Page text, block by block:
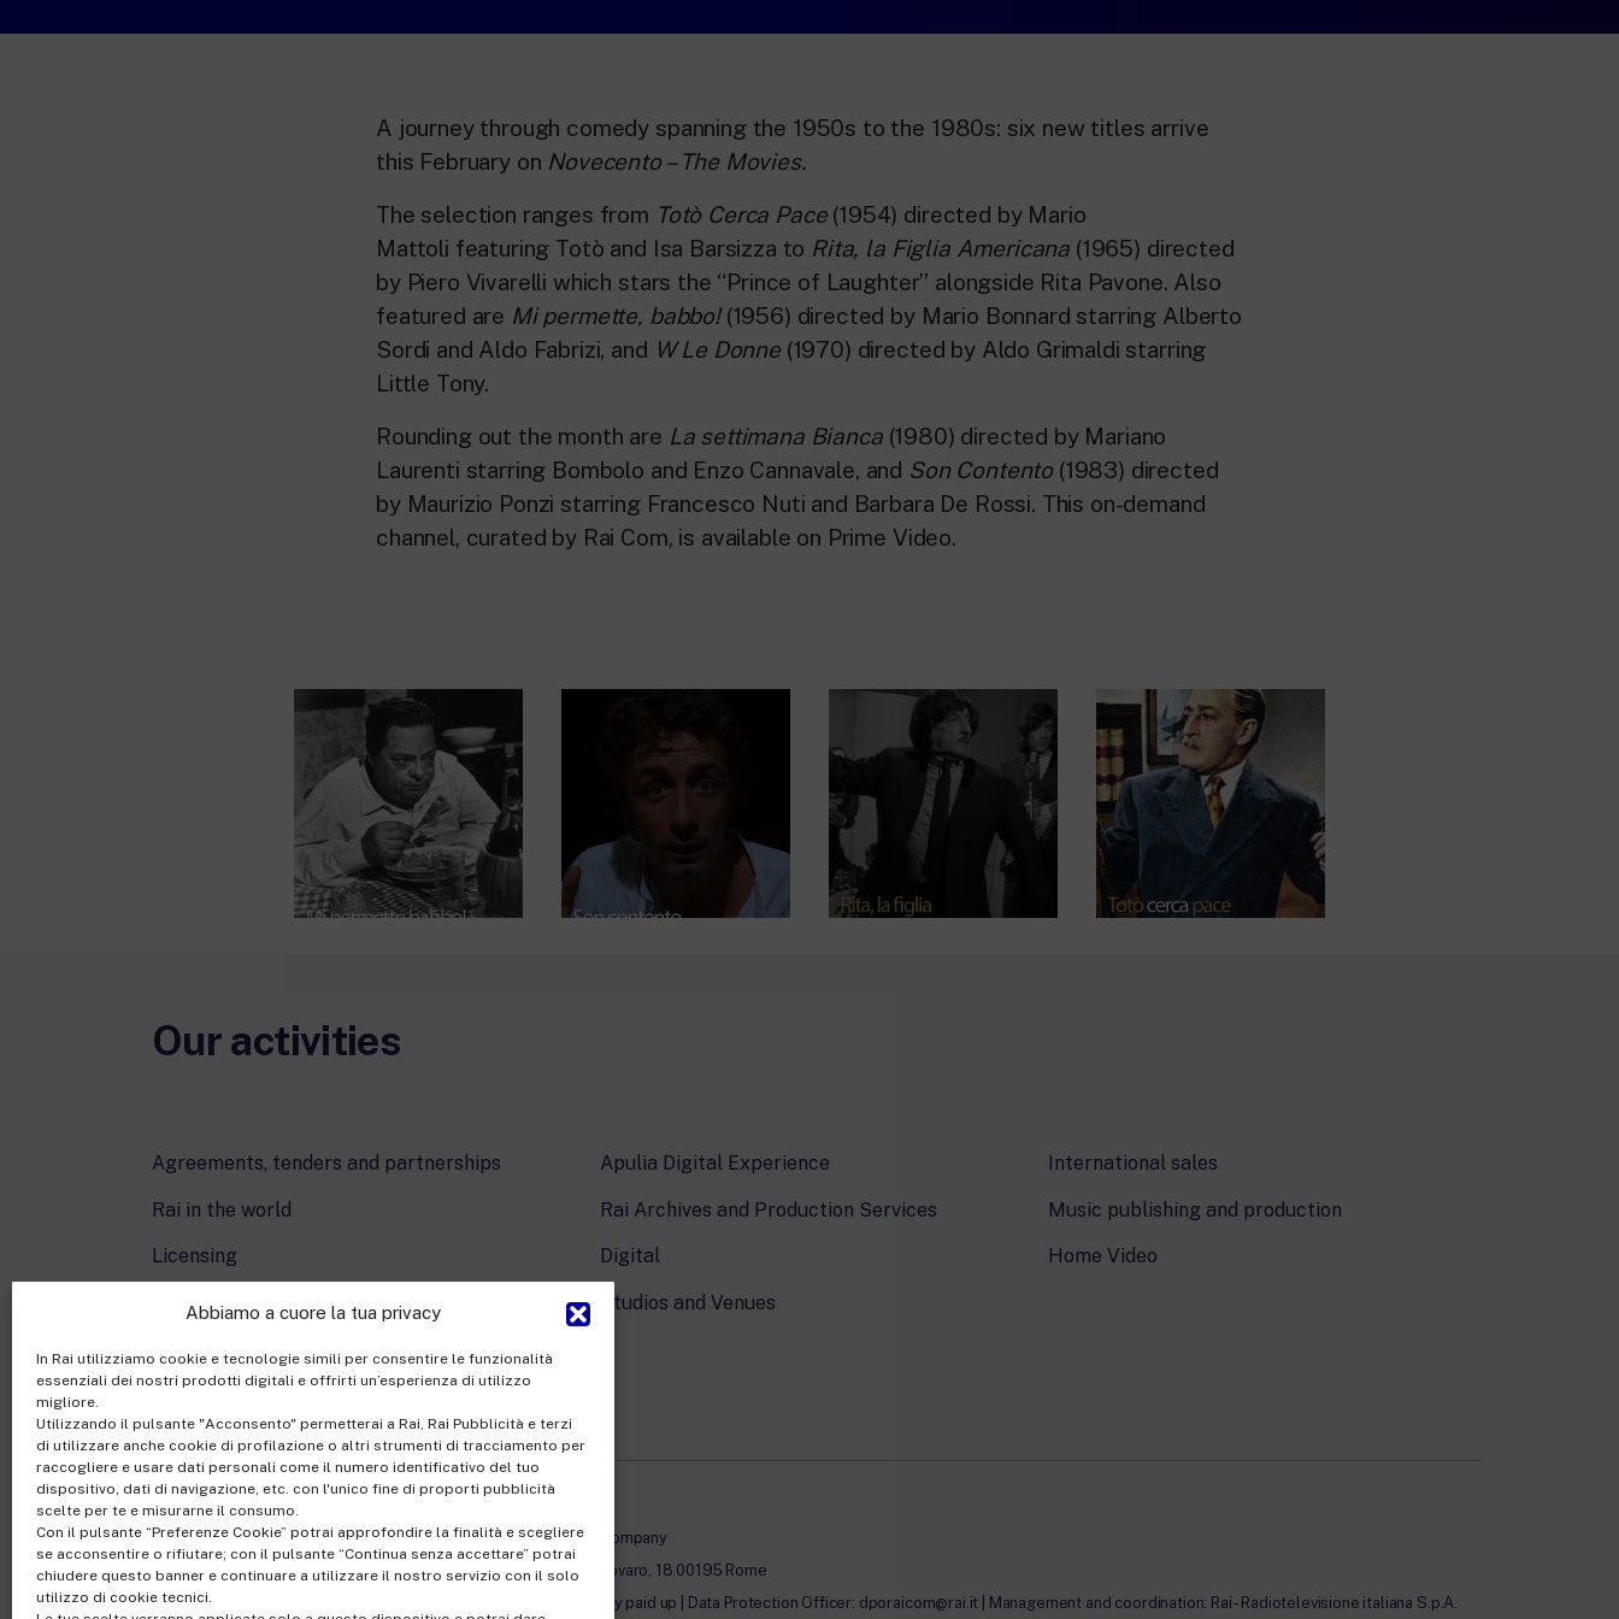
Abbiamo a cuore la tua privacy
In Rai utilizziamo cookie e tecnologie simili per consentire le funzionalità
essenziali dei nostri prodotti digitali e offrirti un’esperienza di utilizzo
migliore.
Utilizzando il pulsante "Acconsento" permetterai a Rai, Rai Pubblicità e terzi
di utilizzare anche cookie di profilazione o altri strumenti di tracciamento per
raccogliere e usare dati personali come il numero identificativo del tuo
dispositivo, dati di navigazione, etc. con l'unico fine di proporti pubblicità
scelte per te e misurarne il consumo.
Con il pulsante “Preferenze Cookie” potrai approfondire la finalità e scegliere
se acconsentire o rifiutare; con il pulsante “Continua senza accettare” potrai
chiudere questo banner e continuare a utilizzare il nostro servizio con il solo
utilizzo di cookie tecnici.
A journey through comedy spanning the 1950s to the 1980s: six new titles arrive
this February on Novecento – The Movies.
The selection ranges from Totò Cerca Pace(1954) directed by Mario
Mattoli featuring Totò and Isa Barsizza to Rita, la Figlia Americana (1965) directed
by Piero Vivarelli which stars the “Prince of Laughter” alongside Rita Pavone. Also
featured are Mi permette, babbo!(1956) directed by Mario Bonnard starring Alberto
Sordi and Aldo Fabrizi, and W Le Donne(1970) directed by Aldo Grimaldi starring
Little Tony.
Rounding out the month are La settimana Bianca (1980) directed by Mariano
Laurenti starring Bombolo and Enzo Cannavale, and Son Contento (1983) directed
by Maurizio Ponzi starring Francesco Nuti and Barbara De Rossi. This on-demand
channel, curated by Rai Com, is available on Prime Video.
Our activities
Agreements, tenders and partnerships Apulia Digital Experience International sales
Rai in the world Rai Archives and Production Services Music publishing and production
Licensing Digital Home Video
Cartoons On The Bay Studios and Venues
Rai Com S.p.A. - Single-member company
Registered office Via Umberto Novaro, 18 00195 Rome
Share Capital €10,320,000.00 fully paid up | Data Protection Officer: dporaicom@rai.it | Management and coordination: Rai - Radiotelevisione italiana S.p.A.